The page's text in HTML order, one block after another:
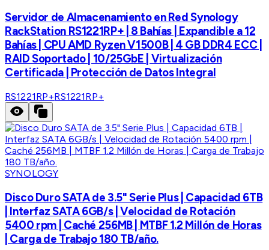
Servidor de Almacenamiento en Red Synology
RackStation RS1221RP+ | 8 Bahías | Expandible a 12
Bahías | CPU AMD Ryzen V1500B | 4 GB DDR4 ECC |
RAID Soportado | 10/25GbE | Virtualización
Certificada | Protección de Datos Integral
RS1221RP+RS1221RP+
SYNOLOGY
Disco Duro SATA de 3.5" Serie Plus | Capacidad 6TB
| Interfaz SATA 6GB/s | Velocidad de Rotación
5400 rpm | Caché 256MB | MTBF 1.2 Millón de Horas
| Carga de Trabajo 180 TB/año.